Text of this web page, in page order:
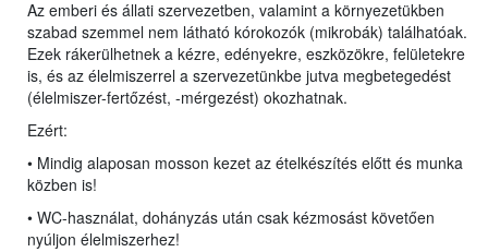
Az emberi és állati szervezetben, valamint a környezetükben
szabad szemmel nem látható kórokozók (mikrobák) találhatóak.
Ezek rákerülhetnek a kézre, edényekre, eszközökre, felületekre
is, és az élelmiszerrel a szervezetünkbe jutva megbetegedést
(élelmiszer-fertőzést, -mérgezést) okozhatnak.
Ezért:
• Mindig alaposan mosson kezet az ételkészítés előtt és munka
közben is!
• WC-használat, dohányzás után csak kézmosást követően
nyúljon élelmiszerhez!